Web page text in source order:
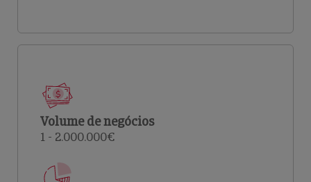
Volume de negócios
1 - 2.000.000€